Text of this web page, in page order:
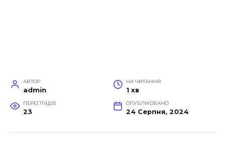
АВТОР
admin
НА ЧИТАННЯ
1 хв
ПЕРЕГЛЯДІВ
23
ОПУБЛІКОВАНО
24 Серпня, 2024